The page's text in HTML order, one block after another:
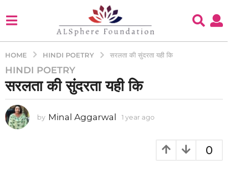
HOME HINDI POETRY सरलता की सुंदरता यही कि
1
y
a
r
HINDI POETRY
सरलता की सुंदरता यही कि
by Minal Aggarwal 1 year ago
0